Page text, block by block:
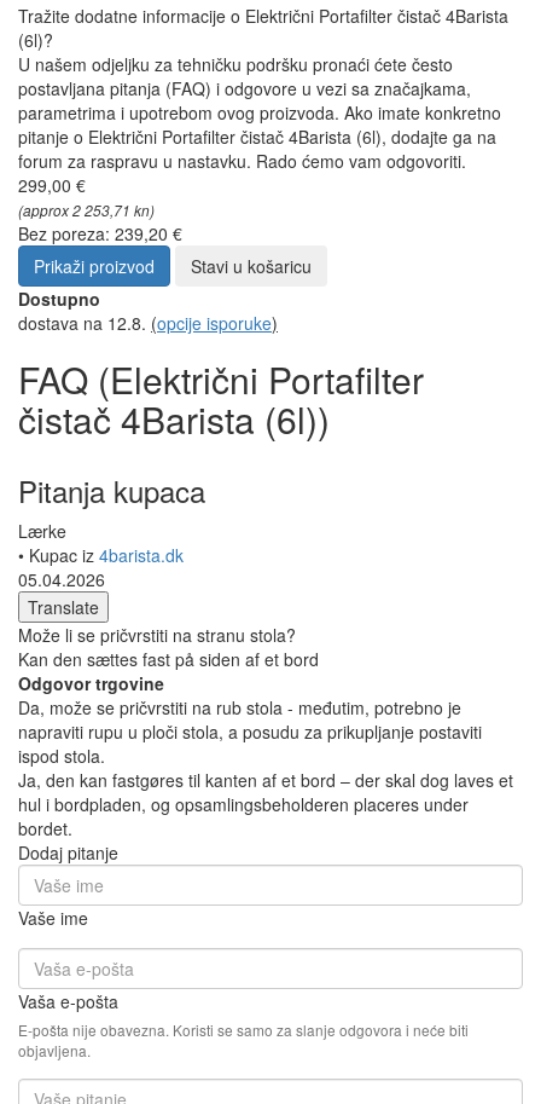
Tražite dodatne informacije o Električni Portafilter čistač 4Barista
(6l)?
U našem odjeljku za tehničku podršku pronaći ćete često
postavljana pitanja (FAQ) i odgovore u vezi sa značajkama,
parametrima i upotrebom ovog proizvoda. Ako imate konkretno
pitanje o Električni Portafilter čistač 4Barista (6l), dodajte ga na
forum za raspravu u nastavku. Rado ćemo vam odgovoriti.
299,00 €
(approx 2 253,71 kn)
Bez poreza: 239,20 €
Prikaži proizvod
Stavi u košaricu
Dostupno
dostava na 12.8. (opcije isporuke)
FAQ (Električni Portafilter
čistač 4Barista (6l))
Pitanja kupaca
Lærke
• Kupac iz 4barista.dk
05.04.2026
Translate
Može li se pričvrstiti na stranu stola?
Kan den sættes fast på siden af et bord
Odgovor trgovine
Da, može se pričvrstiti na rub stola - međutim, potrebno je
napraviti rupu u ploči stola, a posudu za prikupljanje postaviti
ispod stola.
Ja, den kan fastgøres til kanten af et bord – der skal dog laves et
hul i bordpladen, og opsamlingsbeholderen placeres under
bordet.
Dodaj pitanje
Vaše ime
Vaša e-pošta
E-pošta nije obavezna. Koristi se samo za slanje odgovora i neće biti
objavljena.